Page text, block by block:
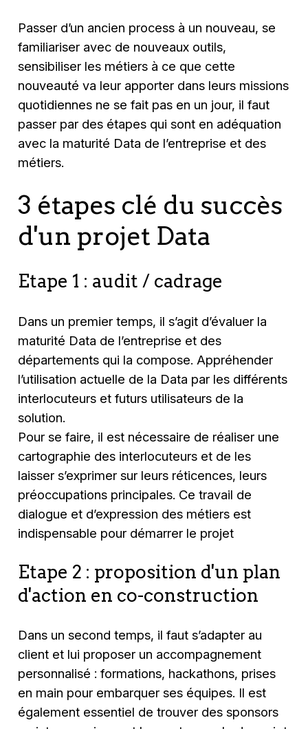
Passer d’un ancien process à un nouveau, se
familiariser avec de nouveaux outils,
sensibiliser les métiers à ce que cette
nouveauté va leur apporter dans leurs missions
quotidiennes ne se fait pas en un jour, il faut
passer par des étapes qui sont en adéquation
avec la maturité Data de l’entreprise et des
métiers.
3 étapes clé du succès
d'un projet Data
Etape 1 : audit / cadrage
Dans un premier temps, il s’agit d’évaluer la
maturité Data de l’entreprise et des
départements qui la compose. Appréhender
l’utilisation actuelle de la Data par les différents
interlocuteurs et futurs utilisateurs de la
solution.
Pour se faire, il est nécessaire de réaliser une
cartographie des interlocuteurs et de les
laisser s’exprimer sur leurs réticences, leurs
préoccupations principales. Ce travail de
dialogue et d’expression des métiers est
indispensable pour démarrer le projet
Etape 2 : proposition d'un plan
d'action en co-construction
Dans un second temps, il faut s’adapter au
client et lui proposer un accompagnement
personnalisé : formations, hackathons, prises
en main pour embarquer ses équipes. Il est
également essentiel de trouver des sponsors